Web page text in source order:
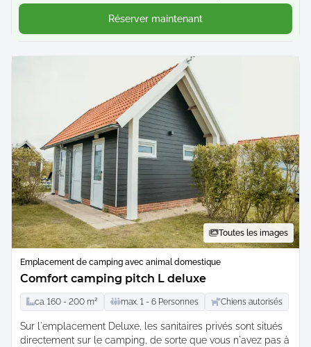
Réserver maintenant
Toutes les images
Emplacement de camping avec animal domestique
Comfort camping pitch L deluxe
ca. 160 - 200 m² max. 1 - 6 Personnes Chiens autorisés
Sur l'emplacement Deluxe, les sanitaires privés sont situés
directement sur le camping, de sorte que vous n'avez pas à